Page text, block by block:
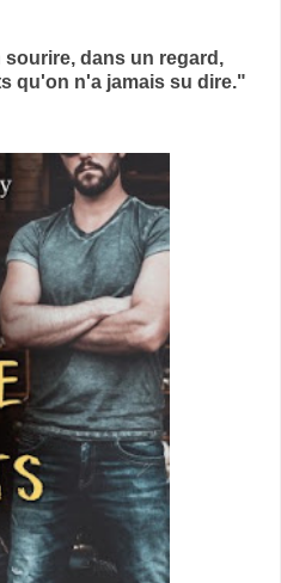
dans un regard,
qu'on n'a jamais su dire."